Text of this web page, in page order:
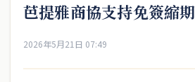
芭提雅商協支持免簽縮期
2026年5月21日 07:49